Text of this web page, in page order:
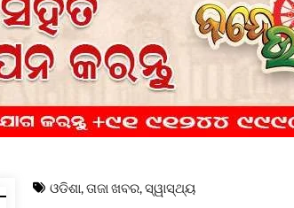
ଓଡିଶା,ତାଜା ଖବର,ସ୍ୱାସ୍ଥ୍ୟ